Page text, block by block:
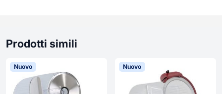
Prodotti simili
Nuovo Nuovo